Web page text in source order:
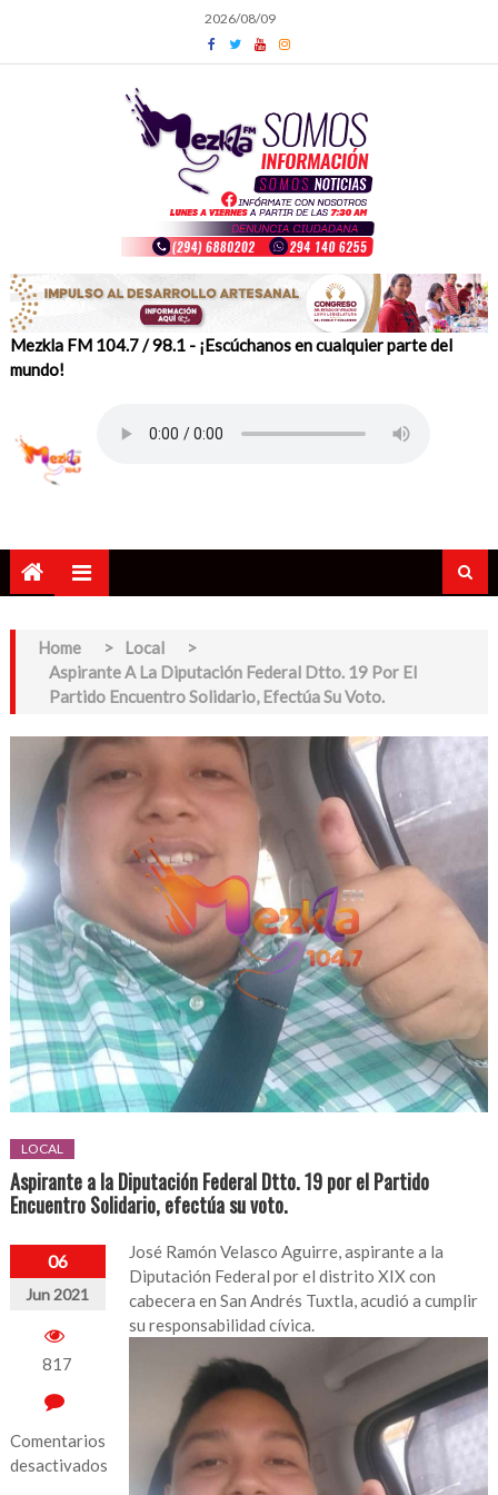
content
2026/08/09
Mezkla FM 104.7 / 98.1 - ¡Escúchanos en cualquier parte del
mundo!
Home > Local
>
Aspirante A La Diputación Federal Dtto. 19 Por El
Partido Encuentro Solidario, Efectúa Su Voto.
LOCAL
Aspirante a la Diputación Federal Dtto. 19 por el Partido
Encuentro Solidario, efectúa su voto.
06
Jun 2021
817
Comentarios
desactivados
José Ramón Velasco Aguirre, aspirante a la
Diputación Federal por el distrito XIX con
cabecera en San Andrés Tuxtla, acudió a cumplir
su responsabilidad cívica.